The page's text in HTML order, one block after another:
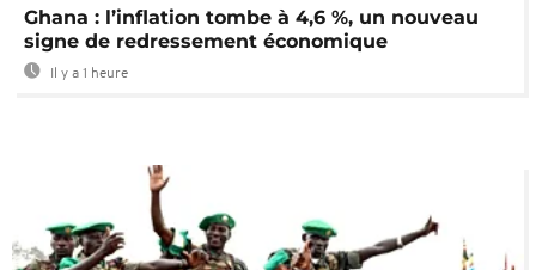
Ghana : l’inflation tombe à 4,6 %, un nouveau
signe de redressement économique
Il y a 1 heure